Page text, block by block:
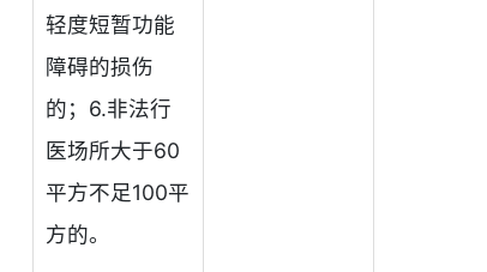
轻度短暂功能
障碍的损伤
的；6.非法行
医场所大于60
平方不足100平
方的。